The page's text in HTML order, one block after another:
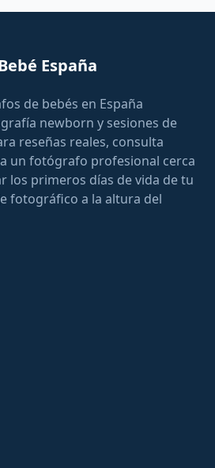
España
de bebés en España
newborn y sesiones de
reseñas reales, consulta
un fotógrafo profesional cerca
los primeros días de vida de tu
fotográfico a la altura del